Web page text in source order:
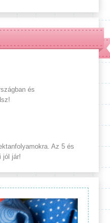
és
Az 5 és
jól jár!